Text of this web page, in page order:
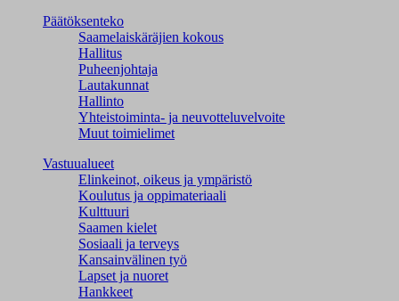
Päätöksenteko
Saamelaiskäräjien kokous
Hallitus
Puheenjohtaja
Lautakunnat
Hallinto
Yhteistoiminta- ja neuvotteluvelvoite
Muut toimielimet
Vastuualueet
Elinkeinot, oikeus ja ympäristö
Koulutus ja oppimateriaali
Kulttuuri
Saamen kielet
Sosiaali ja terveys
Kansainvälinen työ
Lapset ja nuoret
Hankkeet